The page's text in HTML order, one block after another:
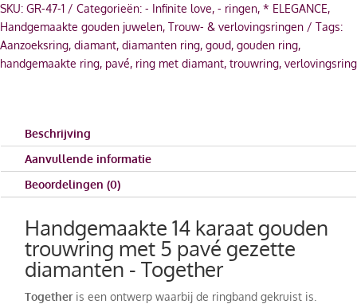
SKU: GR-47-1 Categorieën: - Infinite love, - ringen, * ELEGANCE,
Handgemaakte gouden juwelen, Trouw- & verlovingsringen
Tags:
Aanzoeksring, diamant, diamanten ring, goud, gouden ring,
handgemaakte ring, pavé, ring met diamant, trouwring, verlovingsring
Beschrijving
Aanvullende informatie
Beoordelingen (0)
Handgemaakte 14 karaat gouden
trouwring met 5 pavé gezette
diamanten - Together
Togetheris een ontwerp waarbij de ringband gekruist is.